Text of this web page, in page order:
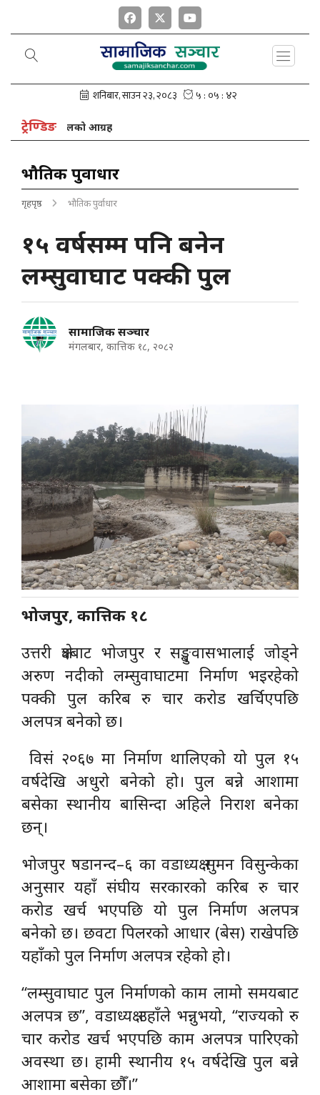
ट्रेण्डिङ
नेपालको आग्रह
भौतिक पुर्वाधार
गृहपृष्ठ भौतिक पुर्वाधार
१५ वर्षसम्म पनि बनेन
लम्सुवाघाट पक्की पुल
सामाजिक सञ्चार
मंगलबार, कात्तिक १८, २०८२
भोजपुर, कात्तिक १८
उत्तरी क्षेत्रबाट भोजपुर र सङ्खुवासभालाई जोड्ने
अरुण नदीको लम्सुवाघाटमा निर्माण भइरहेको
पक्की पुल करिब रु चार करोड खर्चिएपछि
अलपत्र बनेको छ।
विसं २०६७ मा निर्माण थालिएको यो पुल १५
वर्षदेखि अधुरो बनेको हो। पुल बन्ने आशामा
बसेका स्थानीय बासिन्दा अहिले निराश बनेका
छन्।
भोजपुर षडानन्द–६ का वडाध्यक्ष सुमन विसुन्केका
अनुसार यहाँ संघीय सरकारको करिब रु चार
करोड खर्च भएपछि यो पुल निर्माण अलपत्र
बनेको छ। छवटा पिलरको आधार (बेस) राखेपछि
यहाँको पुल निर्माण अलपत्र रहेको हो।
“लम्सुवाघाट पुल निर्माणको काम लामो समयबाट
अलपत्र छ”, वडाध्यक्ष उहाँले भन्नुभयो, “राज्यको रु
चार करोड खर्च भएपछि काम अलपत्र पारिएको
अवस्था छ। हामी स्थानीय १५ वर्षदेखि पुल बन्ने
आशामा बसेका छौँ।”